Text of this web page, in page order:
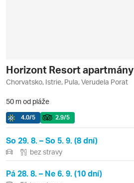
Horizont Resort apartmány
Chorvatsko, Istrie, Pula, Verudela Porat
50 m od pláže
4.0/5 2.9/5
So 29. 8. – So 5. 9. (8 dní)
bez stravy
Pá 28. 8. – Ne 6. 9. (10 dní)